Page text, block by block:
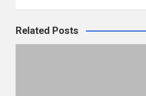
Related Posts